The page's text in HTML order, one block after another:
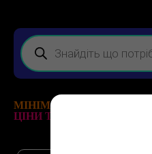
МІНІМАЛЬНА
ЦІНИ ТА НАЯВНІСТЬ